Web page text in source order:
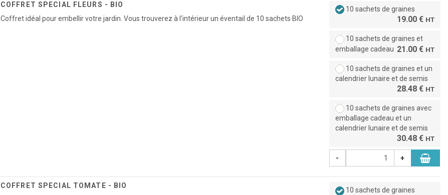
COFFRET SPECIAL FLEURS - BIO
Coffret idéal pour embellir votre jardin. Vous trouverez à l'intérieur un éventail de 10 sachets BIO
10 sachets de graines
19.00 € HT
10 sachets de graines et
emballage cadeau 21.00 € HT
10 sachets de graines et un
calendrier lunaire et de semis
28.48 € HT
10 sachets de graines avec
emballage cadeau et un
calendrier lunaire et de semis
30.48 € HT
- +
COFFRET SPECIAL TOMATE - BIO
10 sachets de graines